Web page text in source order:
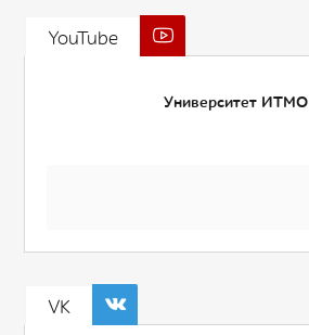
YouTube
Университет ИТМО
VK